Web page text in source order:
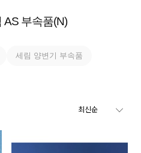
AS 부속품(N)
세림 양변기 부속품